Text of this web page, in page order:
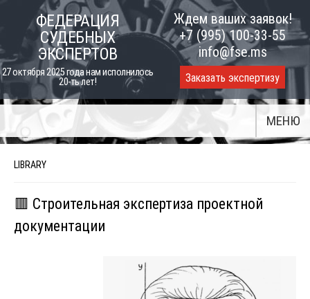
content
ФЕДЕРАЦИЯ
СУДЕБНЫХ
ЭКСПЕРТОВ
27 октября 2025 года нам исполнилось
20-ть лет!
Ждем ваших заявок!
+7 (995) 100-33-55
info@fse.ms
Заказать экспертизу
МЕНЮ
LIBRARY
🟥 Строительная экспертиза проектной
документации